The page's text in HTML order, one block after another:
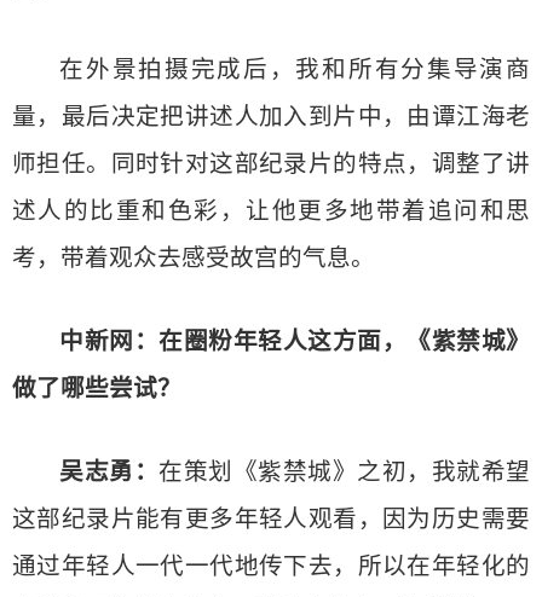
在外景拍摄完成后，我和所有分集导演商
量，最后决定把讲述人加入到片中，由谭江海老
师担任。同时针对这部纪录片的特点，调整了讲
述人的比重和色彩，让他更多地带着追问和思
考，带着观众去感受故宫的气息。
中新网：在圈粉年轻人这方面，《紫禁城》
做了哪些尝试？
吴志勇： 在策划《紫禁城》之初，我就希望
这部纪录片能有更多年轻人观看，因为历史需要
通过年轻人一代一代地传下去，所以在年轻化的